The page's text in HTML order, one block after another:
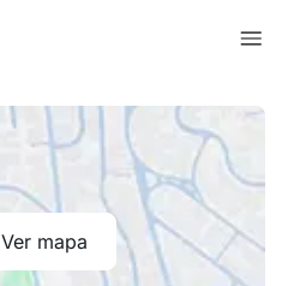
Ver mapa